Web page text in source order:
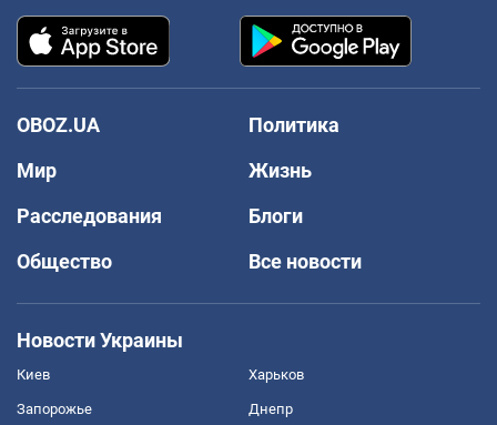
OBOZ.UA
Политика
Мир
Жизнь
Расследования
Блоги
Общество
Все новости
Новости Украины
Киев Харьков
Запорожье Днепр